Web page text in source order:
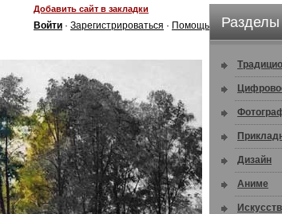
Добавить сайт в закладки
Войти · Зарегистрироваться · Помощь Разделы
Дизайн
Аниме